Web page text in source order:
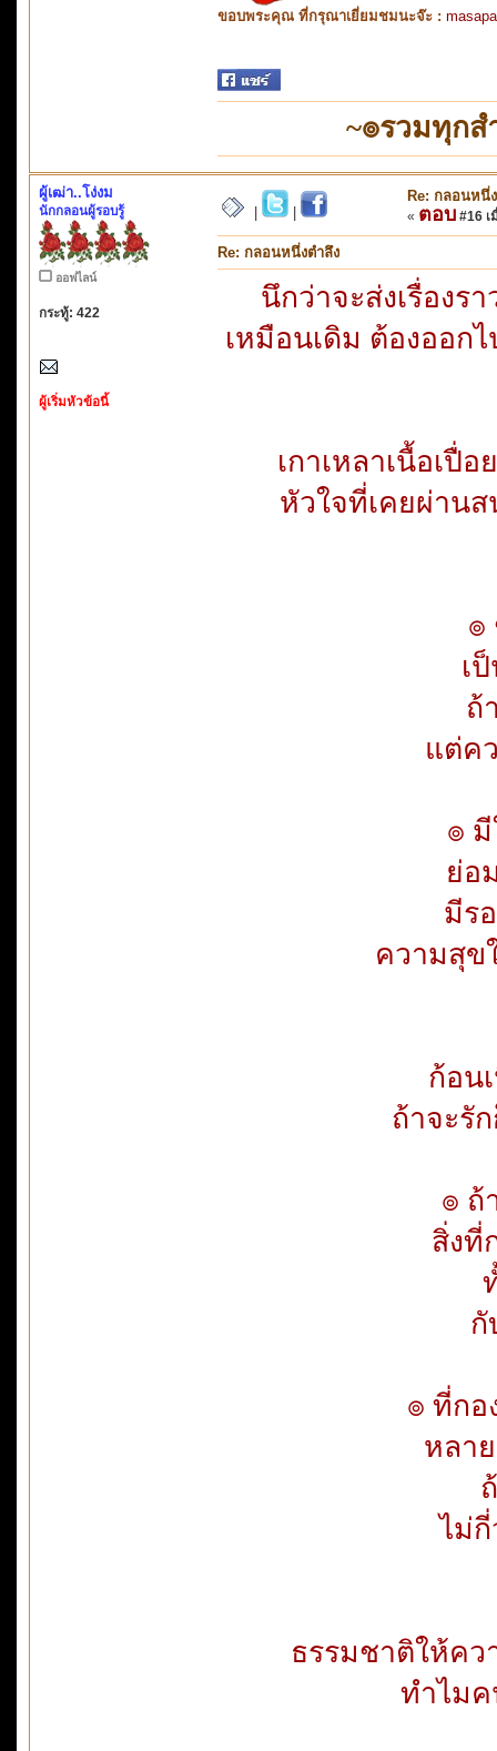
ขอบพระคุณ ที่กรุณาเยี่ยมชมนะจ๊ะ :
~๏รวมทุก
ผู้เฒ่า..โง่งม
นักกลอนผู้รอบรู้
ออฟไลน์
กระทู้: 422
ผู้เริ่มหัวข้อนี้
Re: กลอนหนึ่
« ตอบ #16 เ
Re: กลอนหนึ่งตำลึง
นึกว่าจะส่งเรื่องร
เหมือนเดิม ต้องออก
เกาเหลาเนื้อเ
หัวใจที่เคยผ่าน
๏
เ
ถ้
แต่ค
๏ มี
ย่อ
มีร
ความสุข
ก้อน
ถ้าจะรั
๏ ถ้
สิ่งที่
กั
๏ ที่กอ
หลา
ไม่
ธรรมชาติให้คว
ทำไม